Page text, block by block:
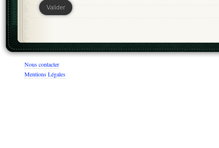
Nous contacter
Mentions Légales